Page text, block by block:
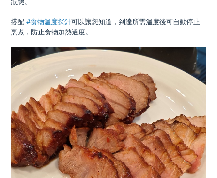
搭配 #食物溫度探針可以讓您知道，到達所需溫度後可自動停止
烹煮，防止食物加熱過度。